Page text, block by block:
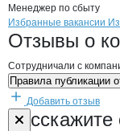
Менеджер по сбыту
Бренды
Вакансии в
Избранные вакансии
Новости o
Отзывы о
Сотрудничали с
Правила публикации
Добавить отзыв
Расскажите
Форма